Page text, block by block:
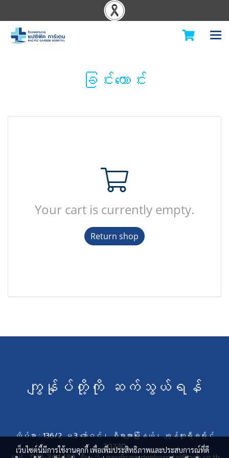
ခြင်းတောင်း
Your cart is currently empty.
Return shop
ကျွန်ုပ်တို့ကို ဆက်သွယ်ရန်
လိပ်စာ : 136/2 မ.3 ဘော်ဝင်၊ စီရာချာမြို့နယ်၊ ချွန်ဘူရီခရိုင်
20230
เว็บไซต์นี้มีการใช้งานคุกกี้ เพื่อเพิ่มประสิทธิภาพและประสบการณ์ที่ดี